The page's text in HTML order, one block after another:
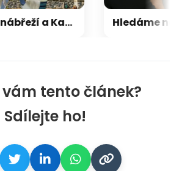
vám tento článek?
Sdílejte ho!
Rohanské nábřeží a Karlín ožívají novým projektem agentury Fashion Models